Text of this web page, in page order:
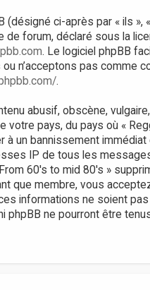
ci-après par « ils »,
de forum, déclaré sous la
. Le logiciel phpBB
n’acceptons pas comme
.
abusif, obscène,
votre pays, du pays où «
un bannissement
IP de tous les
60's to mid 80's »
que membre, vous
informations ne soient
phpBB ne pourront être